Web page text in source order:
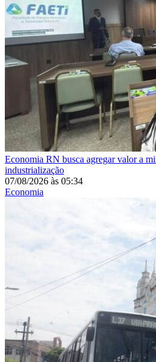
Economia RN busca agregar valor a
industrialização
07/08/2026 às 05:34
Economia